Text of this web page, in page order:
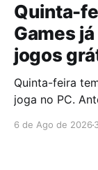
Quinta-
Games
jogos
Quinta-feira
joga no PC.
descobrir
6 de Ago de 2026